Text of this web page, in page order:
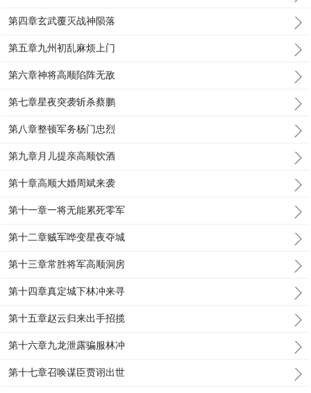
第四章玄武覆灭战神陨落
第五章九州初乱麻烦上门
第六章神将高顺陷阵无敌
第七章星夜突袭斩杀蔡鹏
第八章整顿军务杨门忠烈
第九章月儿提亲高顺饮酒
第十章高顺大婚周斌来袭
第十一章一将无能累死零军
第十二章贼军哗变星夜夺城
第十三章常胜将军高顺洞房
第十四章真定城下林冲来寻
第十五章赵云归来出手招揽
第十六章九龙泄露骗服林冲
第十七章召唤谋臣贾诩出世